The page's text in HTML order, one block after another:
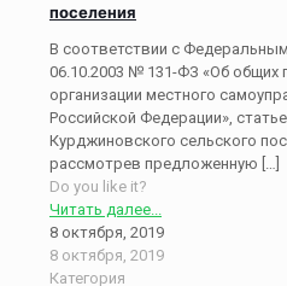
поселения
В соответствии с
06.10.2003 № 131-ФЗ «Об общих
организации местного
Российской Федерации»,
Курджиновского сельского
рассмотрев предложенную […]
Do you like it?
Читать далее...
8 октября, 2019
8 октября, 2019
Категория